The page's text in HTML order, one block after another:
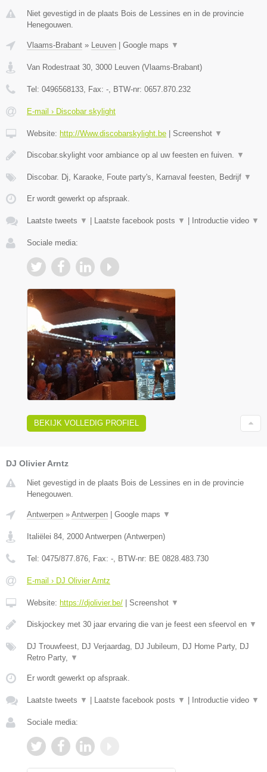
Niet gevestigd in de plaats Bois de Lessines en in de provincie
Henegouwen.
Vlaams-Brabant » Leuven Google maps ▼
Van Rodestraat 30, 3000 Leuven (Vlaams-Brabant)
Tel: 0496568133, Fax: -, BTW-nr: 0657.870.232
E-mail › Discobar skylight
Website: http://Www.discobarskylight.be Screenshot ▼
Discobar.skylight voor ambiance op al uw feesten en fuiven. ▼
Discobar. Dj, Karaoke, Foute party's, Karnaval feesten, Bedrijf ▼
Er wordt gewerkt op afspraak.
Laatste tweets ▼ Laatste facebook posts ▼ Introductie video ▼
Sociale media:
BEKIJK VOLLEDIG PROFIEL
DJ Olivier Arntz
Niet gevestigd in de plaats Bois de Lessines en in de provincie
Henegouwen.
Antwerpen » Antwerpen Google maps ▼
Italiëlei 84 2000 Antwerpen (Antwerpen)
Tel: 0475/877.876 , Fax: - , BTW-nr: BE 0828.483.730
E-mail › DJ Olivier Arntz
Website: https://djolivier.be/ Screenshot ▼
Diskjockey met 30 jaar ervaring die van je feest een sfeervol en ▼
DJ Trouwfeest, DJ Verjaardag, DJ Jubileum, DJ Home Party, DJ
Retro Party,
▼
Er wordt gewerkt op afspraak.
Laatste tweets ▼ Laatste facebook posts ▼ Introductie video ▼
Sociale media: